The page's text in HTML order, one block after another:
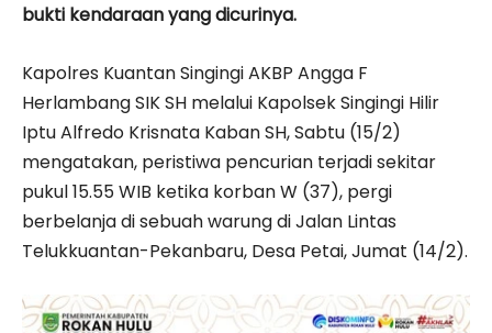
bukti kendaraan yang dicurinya.
Kapolres Kuantan Singingi AKBP Angga F
Herlambang SIK SH melalui Kapolsek Singingi Hilir
Iptu Alfredo Krisnata Kaban SH, Sabtu (15/2)
mengatakan, peristiwa pencurian terjadi sekitar
pukul 15.55 WIB ketika korban W (37), pergi
berbelanja di sebuah warung di Jalan Lintas
Telukkuantan-Pekanbaru, Desa Petai, Jumat (14/2).